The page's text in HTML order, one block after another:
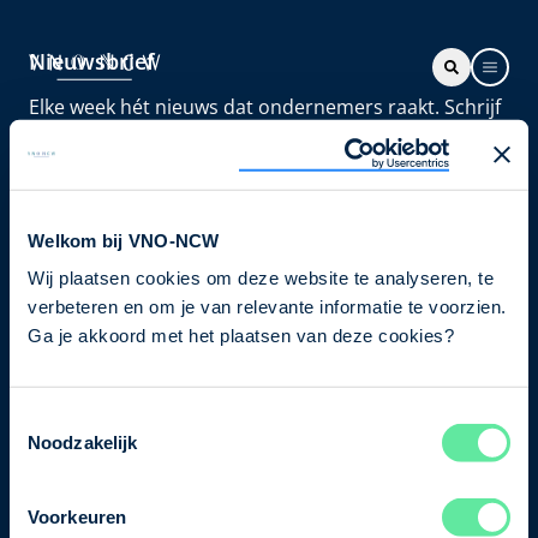
Welkom bij VNO-NCW
Wij plaatsen cookies om deze website te analyseren, te
verbeteren en om je van relevante informatie te voorzien.
Ga je akkoord met het plaatsen van deze cookies?
Noodzakelijk
Voorkeuren
Nieuwsbrief
Elke week hét nieuws dat ondernemers raakt. Schrijf
je nu in voor de VNO-NCW nieuwsbrief.
Schrijf je in
Direct naar
Ons verhaal
Bezuidenhoutseweg 12
T+31 70 349 03 49